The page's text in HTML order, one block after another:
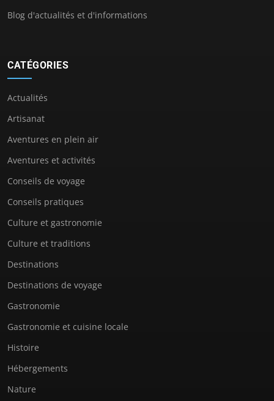
Blog d'actualités et d'informations
CATÉGORIES
Actualités
Artisanat
Aventures en plein air
Aventures et activités
Conseils de voyage
Conseils pratiques
Culture et gastronomie
Culture et traditions
Destinations
Destinations de voyage
Gastronomie
Gastronomie et cuisine locale
Histoire
Hébergements
Nature